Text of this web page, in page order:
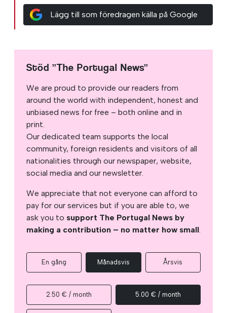
Lägg till som föredragen källa på Google
Stöd ”The Portugal News”
We are proud to provide our readers from
around the world with independent, honest and
unbiased news for free – both online and in
print.
Our dedicated team supports the local
community, foreign residents and visitors of all
nationalities through our newspaper, website,
social media and our newsletter.
We appreciate that not everyone can afford to
pay for our services but if you are able to, we
ask you to support The Portugal News by
making a contribution – no matter how small.
En gång Månadsvis Årsvis
2.50 € / month 5.00 € / month